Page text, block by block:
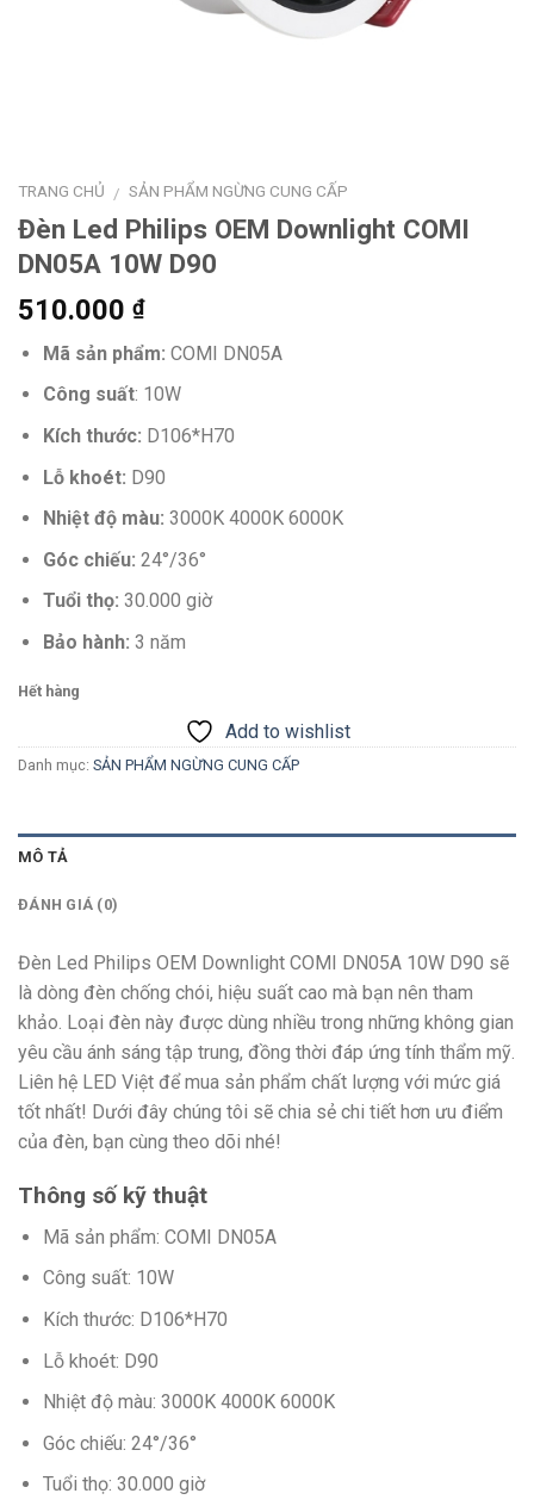
TRANG CHỦ / SẢN PHẨM NGỪNG CUNG CẤP
Đèn Led Philips OEM Downlight COMI
DN05A 10W D90
510.000 ₫
Mã sản phẩm: COMI DN05A
Công suất: 10W
Kích thước: D106*H70
Lỗ khoét: D90
Nhiệt độ màu: 3000K 4000K 6000K
Góc chiếu: 24°/36°
Tuổi thọ: 30.000 giờ
Bảo hành: 3 năm
Hết hàng
Add to wishlist
Danh mục: SẢN PHẨM NGỪNG CUNG CẤP
MÔ TẢ
ĐÁNH GIÁ (0)
Đèn Led Philips OEM Downlight COMI DN05A 10W D90 sẽ
là dòng đèn chống chói, hiệu suất cao mà bạn nên tham
khảo. Loại đèn này được dùng nhiều trong những không gian
yêu cầu ánh sáng tập trung, đồng thời đáp ứng tính thẩm mỹ.
Liên hệ LED Việt để mua sản phẩm chất lượng với mức giá
tốt nhất! Dưới đây chúng tôi sẽ chia sẻ chi tiết hơn ưu điểm
của đèn, bạn cùng theo dõi nhé!
Thông số kỹ thuật
Mã sản phẩm: COMI DN05A
Công suất: 10W
Kích thước: D106*H70
Lỗ khoét: D90
Nhiệt độ màu: 3000K 4000K 6000K
Góc chiếu: 24°/36°
Tuổi thọ: 30.000 giờ